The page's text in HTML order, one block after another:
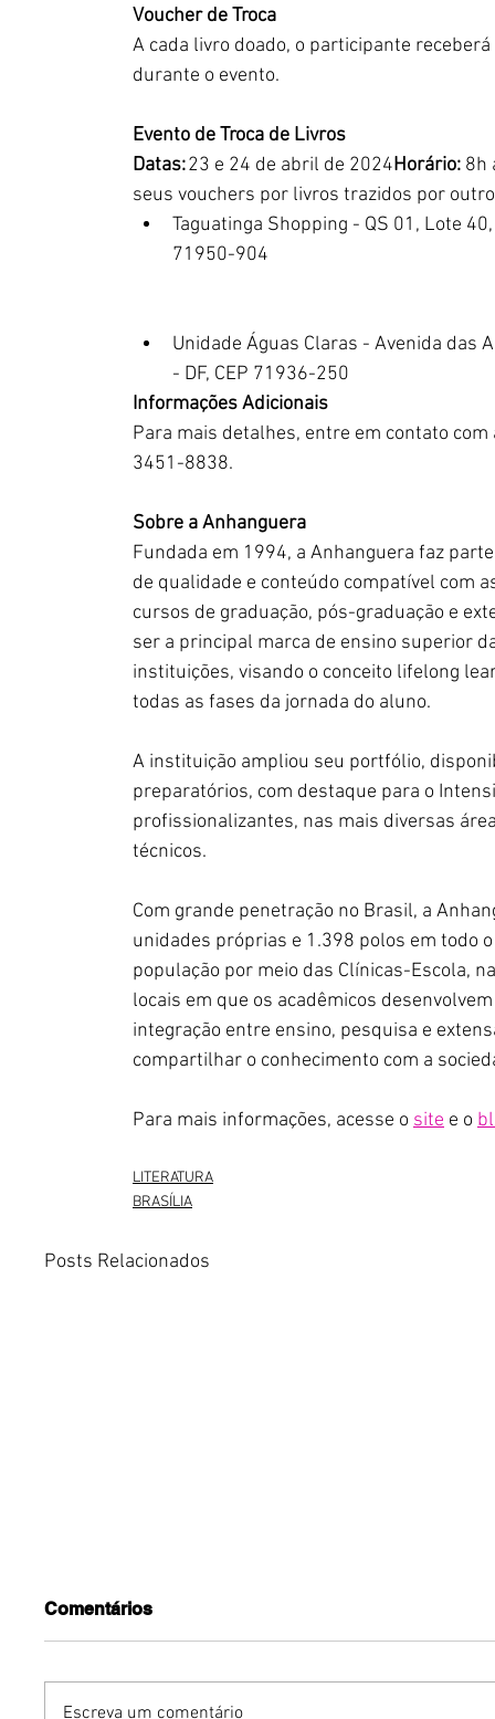
Voucher de Troca
A cada livro doado, o participante
durante o evento.
Evento de Troca de Livros
Datas: 23 e 24 de abril de 2024Horário: 8h
seus vouchers por livros trazidos por
Taguatinga Shopping - QS 01, Lote
71950-904
Unidade Águas Claras - Avenida das
- DF, CEP 71936-250
Informações Adicionais
Para mais detalhes, entre em contato
3451-8838.
Sobre a Anhanguera
Fundada em 1994, a Anhanguera faz
de qualidade e conteúdo compatível com
cursos de graduação, pós-graduação e
ser a principal marca de ensino superior
instituições, visando o conceito lifelong
todas as fases da jornada do aluno.
A instituição ampliou seu portfólio,
preparatórios, com destaque para o
profissionalizantes, nas mais diversas
técnicos.
Com grande penetração no Brasil, a
unidades próprias e 1.398 polos em todo
população por meio das Clínicas-Escola,
locais em que os acadêmicos
integração entre ensino, pesquisa e
compartilhar o conhecimento com a
Para mais informações, acesse o site e o
LITERATURA
BRASÍLIA
Posts Relacionados
Comentários
Escreva um comentário